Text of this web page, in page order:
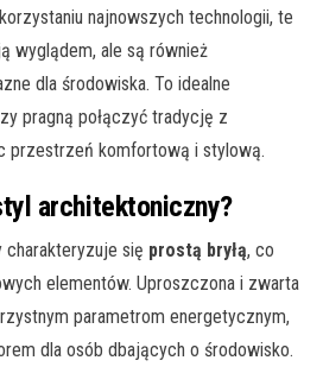
najnowszych technologii, te
wyglądem, ale są również
dla środowiska. To idealne
pragną połączyć tradycję z
przestrzeń komfortową i stylową.
architektoniczny?
charakteryzuje się prostą bryłą, co
elementów. Uproszczona i zwarta
parametrom energetycznym,
dla osób dbających o środowisko.